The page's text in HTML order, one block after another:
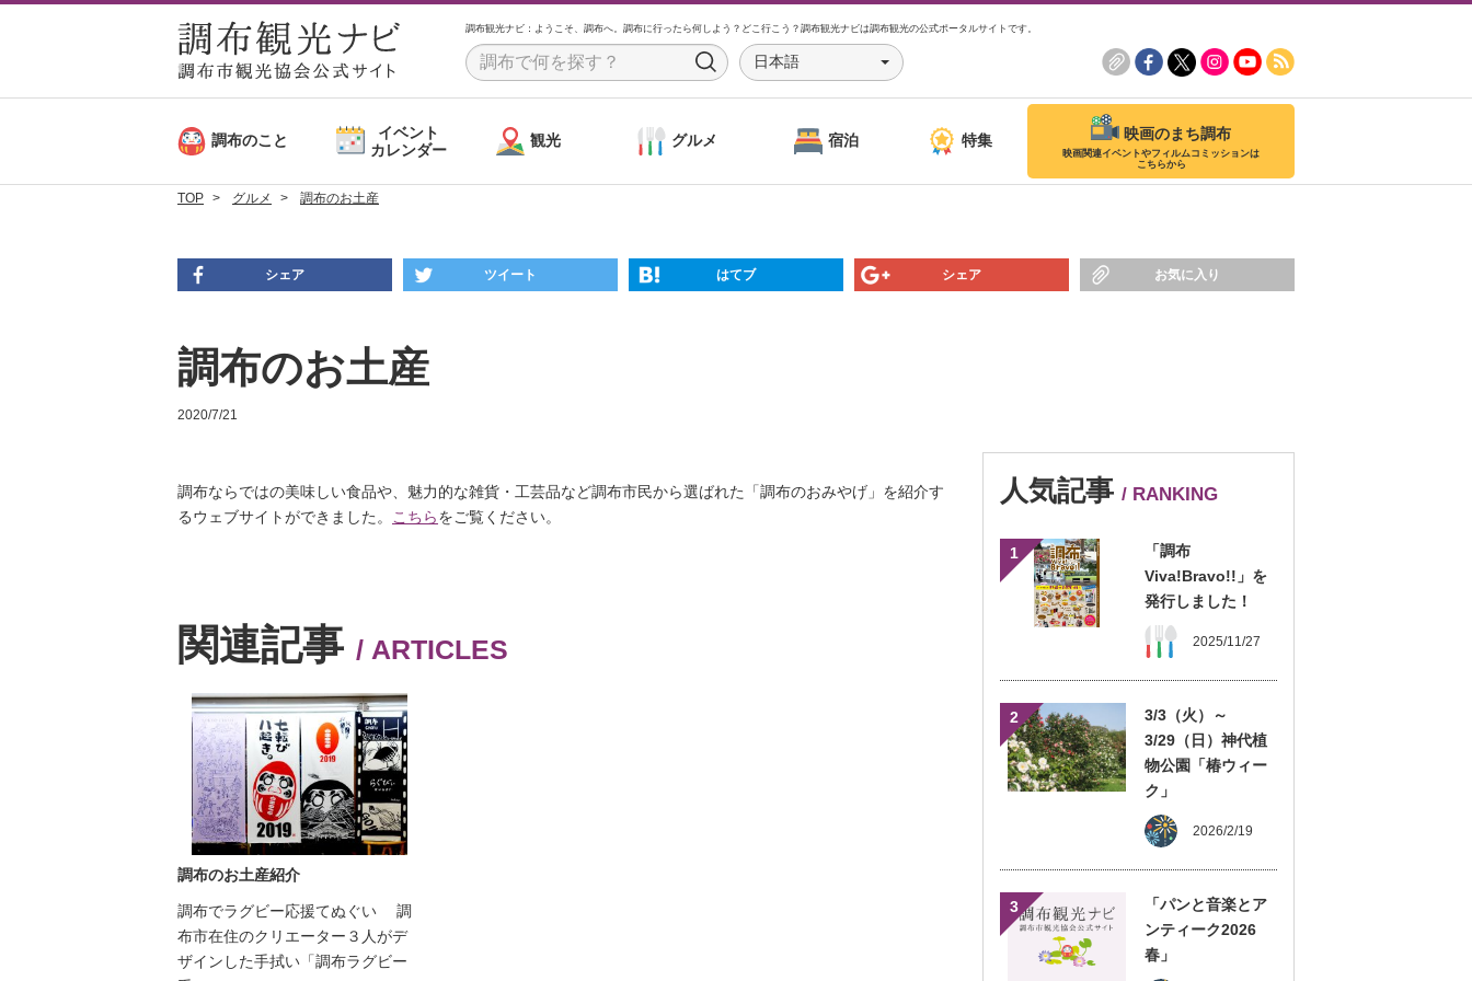
調布観光ナビ：ようこそ、調布へ。調布に行ったら何しよう？どこ行こう？調布観光ナビは調布観光の公式ポータルサイトです。
S
c
日本語
調布のこと
イベント
カレンダー
観光 グルメ 宿泊 特集 映画のまち調布
映画関連イベントやフィルムコミッションは
こちらから
TOP グルメ 調布のお土産
シェア ツイート はてブ シェア お気に入り
調布のお土産
2020/7/21
調布ならではの美味しい食品や、魅力的な雑貨・工芸品など調布市民から選ばれた「調布のおみやげ」を紹介す
るウェブサイトができました 。 こちらをご覧ください。
関連記事 / ARTICLES
調布のお土産紹介
調布でラグビー応援てぬぐい 調
布市在住のクリエーター３人がデ
ザインした手拭い「調布ラグビー
人気記事 / RANKING
1
「調布
Viva!Bravo!!」を
発行しました！
2025/11/27
2
3/3（火）～
3/29（日）神代植
物公園「椿ウィー
ク」
2026/2/19
3
「パンと音楽とア
ンティーク2026
春」